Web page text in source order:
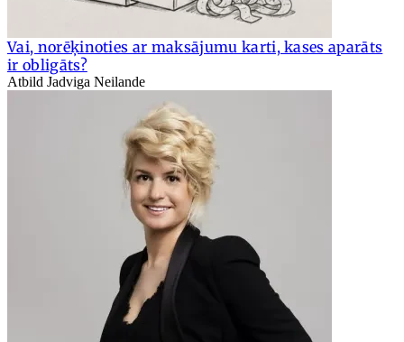
Vai, norēķinoties ar maksājumu karti, kases aparāts
ir obligāts?
Atbild Jadviga Neilande